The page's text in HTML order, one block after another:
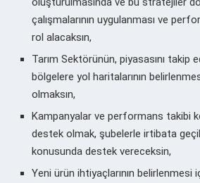
çalışmalarının uygulanması ve
rol alacaksın,
Tarım Sektörünün, piyasasını takip
bölgelere yol haritalarının
olmaksın,
Kampanyalar ve performans takibi
destek olmak, şubelerle irtibata
konusunda destek vereceksin,
Yeni ürün ihtiyaçlarının belirlenmesi